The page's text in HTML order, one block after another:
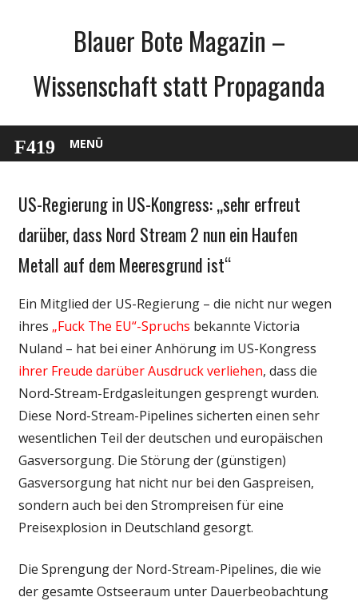
Blauer Bote Magazin –
Wissenschaft statt Propaganda
MENÜ
Gesellschaft
Wirtschaft
Wissenschaft
US-Regierung in US-Kongress: „sehr erfreut
darüber, dass Nord Stream 2 nun ein Haufen
Metall auf dem Meeresgrund ist“
Ein Mitglied der US-Regierung – die nicht nur wegen
ihres „Fuck The EU“-Spruchs bekannte Victoria
Nuland – hat bei einer Anhörung im US-Kongress
ihrer Freude darüber Ausdruck verliehen, dass die
Nord-Stream-Erdgasleitungen gesprengt wurden.
Diese Nord-Stream-Pipelines sicherten einen sehr
wesentlichen Teil der deutschen und europäischen
Gasversorgung. Die Störung der (günstigen)
Gasversorgung hat nicht nur bei den Gaspreisen,
sondern auch bei den Strompreisen für eine
Preisexplosion in Deutschland gesorgt.
Die Sprengung der Nord-Stream-Pipelines, die wie
der gesamte Ostseeraum unter Dauerbeobachtung